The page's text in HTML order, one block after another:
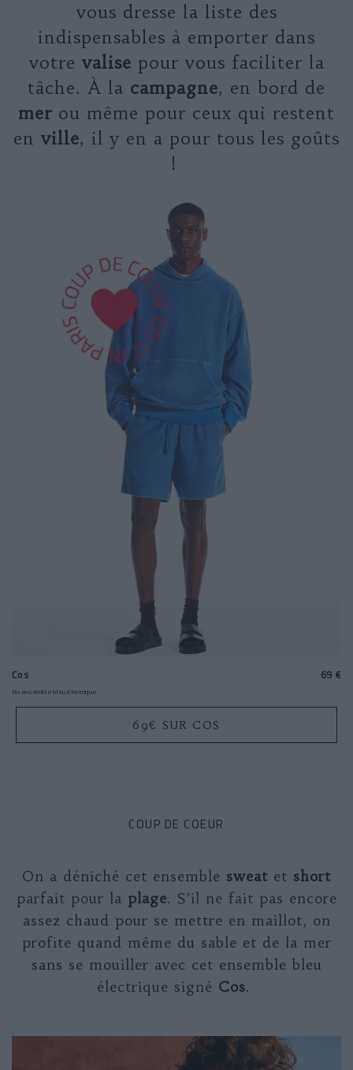
vous dresse la liste des
indispensables à emporter dans
votre valise pour vous faciliter la
tâche. À la campagne, en bord de
mer ou même pour ceux qui restent
en ville, il y en a pour tous les goûts
!
Cos 69 €
Un ensemble bleu électrique
69€ SUR COS
COUP DE COEUR
On a déniché cet ensemble sweat et short
parfait pour la plage. S’il ne fait pas encore
assez chaud pour se mettre en maillot, on
profite quand même du sable et de la mer
sans se mouiller avec cet ensemble bleu
électrique signé Cos.